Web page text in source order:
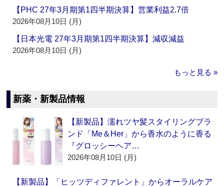
【PHC 27年3月期第1四半期決算】営業利益2.7倍
2026年08月10日 (月)
【日本光電 27年3月期第1四半期決算】減収減益
2026年08月10日 (月)
もっと見る »
新薬・新製品情報
【新製品】濡れツヤ髪スタイリングブラ
ンド「Me＆Her」から香水のように香る
『グロッシーヘア…
2026年08月10日 (月)
【新製品】「ヒッツディファレント」からオーラルケア